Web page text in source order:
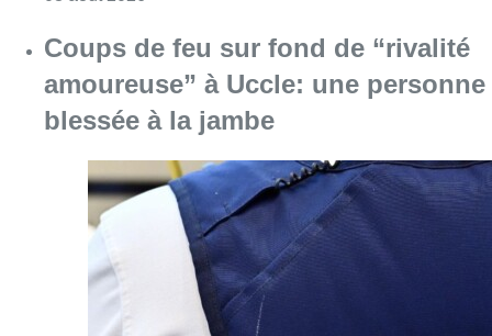
08 août 2026 Consulter l'article "Coups de feu sur fond
Pizza Nizar: un coup de pub
inattendu grâce à l’IA